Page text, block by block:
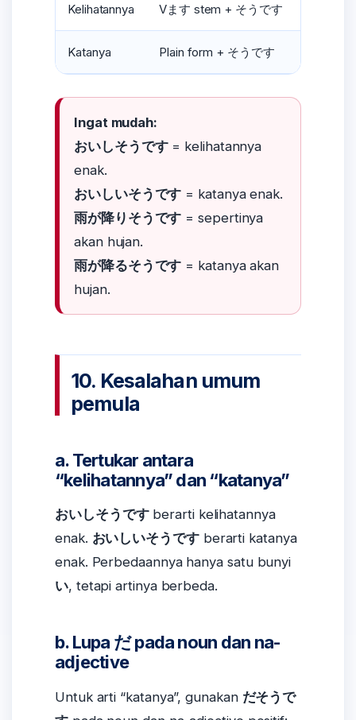
Kelihatannya Vます stem + そうです
Katanya Plain form + そうです
Ingat mudah:
おいしそうです= kelihatannya
enak.
おいしいそうです = katanya enak.
雨が降りそうです = sepertinya
akan hujan.
雨が降るそうです = katanya akan
hujan.
10. Kesalahan umum
pemula
a. Tertukar antara
“kelihatannya” dan “katanya”
おいしそうですberarti kelihatannya
enak. おいしいそうですberarti katanya
enak. Perbedaannya hanya satu bunyi
い, tetapi artinya berbeda.
b. Lupa だ pada noun dan na-
adjective
Untuk arti “katanya”, gunakan だそうで